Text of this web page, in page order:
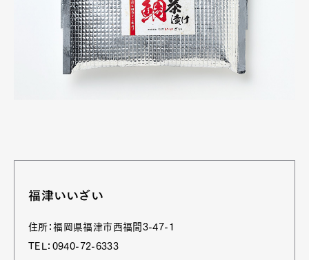
福津いいざい
住所：福岡県福津市西福間3-47-1
TEL：0940-72-6333